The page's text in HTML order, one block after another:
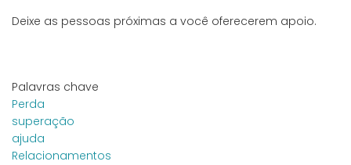
Deixe as pessoas próximas a você oferecerem apoio.
Palavras chave
Perda
superação
ajuda
Relacionamentos